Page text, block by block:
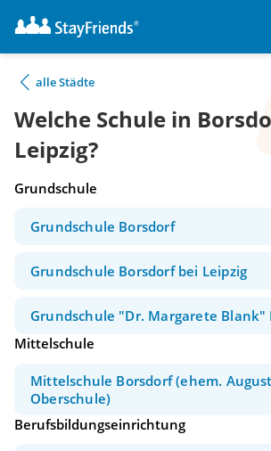
alle Städte
Welche Schule in
Leipzig?
Grundschule
Grundschule Borsdorf
Grundschule Borsdorf bei Leipzig
Grundschule "Dr. Margarete Blank"
Mittelschule
Mittelschule Borsdorf (ehem.
Oberschule)
Berufsbildungseinrichtung